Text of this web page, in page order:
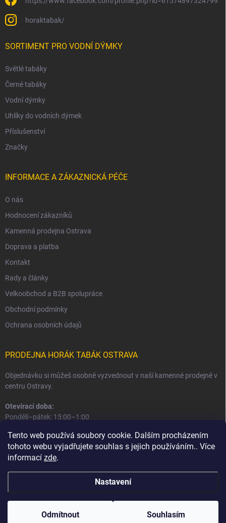
Tento web používá soubory cookie. Dalším procházením
tohoto webu vyjadřujete souhlas s jejich používáním.. Více
informací zde.
Nastavení
Odmítnout Souhlasím
horaktabak/
SORTIMENT PRO VODNÍ DÝMKY
Světlé tabáky
Černé tabáky
Vodní dýmky
Uhlíky do vodních dýmek
Příslušenství
Značky
INFORMACE A ZÁKAZNICKÁ PÉČE
O nás
Hodnocení zákazníků
Kamenná prodejna Ostrava
Doprava a platba
Kontakt
Rady a články
Velkoobchod a B2B spolupráce
Obchodní podmínky
Ochrana osobních údajů
PRODEJNA HORÁK TABÁK OSTRAVA
Objednávku si můžeš osobně vyzvednout v naší kamenné prodejně v
centru Ostravy.
Otevírací doba:
Pondělí–pátek: 15:00–1:00
Informace o prodejně a osobním odběru
Copyright 2026Horák Tabák. Všechna práva vyhrazena.